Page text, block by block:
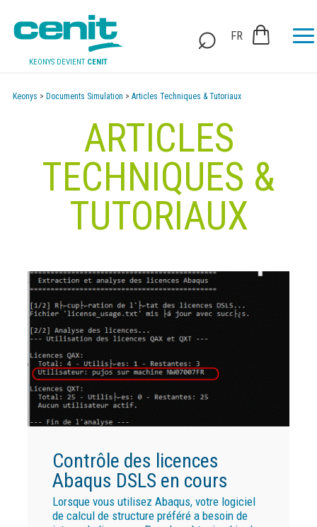
KEONYS DEVIENT CENIT
FR
Keonys > Documents Simulation > Articles Techniques & Tutoriaux
ARTICLES
TECHNIQUES &
TUTORIAUX
Contrôle des licences
Abaqus DSLS en cours
Lorsque vous utilisez Abaqus, votre logiciel
de calcul de structure préféré a besoin de